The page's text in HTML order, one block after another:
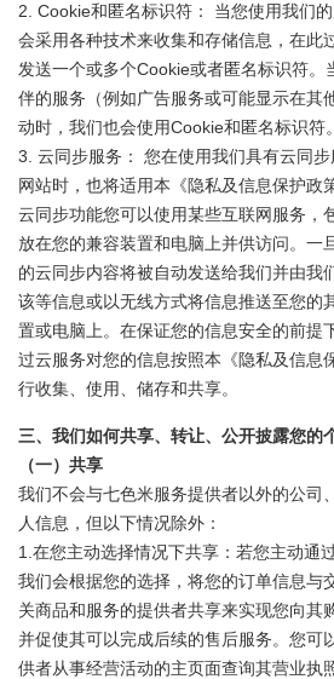
2. Cookie和匿名标识符： 当您使用我们
会采用各种技术来收集和存储信息，在此
发送一个或多个Cookie或者匿名标识符。
伴的服务（例如广告服务或可能显示在其
动时，我们也会使用Cookie和匿名标识符。
3. 云同步服务： 您在使用我们具有云同
网站时，也将适用本《隐私及信息保护政
云同步功能您可以使用某些互联网服务，
放在您的兼容装置和电脑上并供访问。一
的云同步内容将被自动发送给我们并由我
该等信息或以无线方式将信息推送至您的
置或电脑上。在保证您的信息安全的前提
过云服务对您的信息按照本《隐私及信息
行收集、使用、储存和共享。
三、我们如何共享、转让、公开披露您的
（一）共享
我们不会与七色米服务提供者以外的公司
人信息，但以下情况除外：
1.在您主动选择情况下共享：若您主动通
我们会根据您的选择，将您的订单信息与
关商品和服务的提供者共享来实现您向其
并促使其可以完成后续的售后服务。您可
供者从事经营活动的主页面查询其营业执